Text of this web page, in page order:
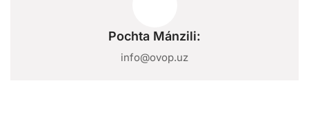
Pochta Mánzili:
info@ovop.uz